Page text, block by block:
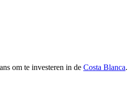
om te investeren in de Costa Blanca.